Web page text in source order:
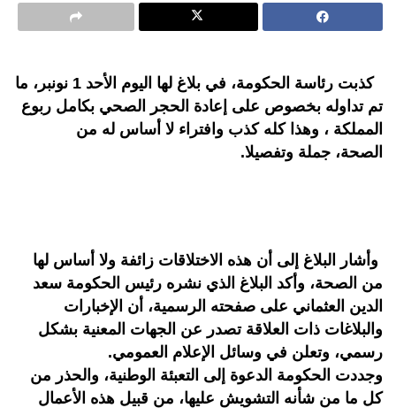
كذبت رئاسة الحكومة، في بلاغ لها اليوم الأحد 1 نونبر، ما
تم تداوله بخصوص على إعادة الحجر الصحي بكامل ربوع
المملكة ، وهذا كله كذب وافتراء لا أساس له من
الصحة، جملة وتفصيلا.
وأشار البلاغ إلى أن هذه الاختلاقات زائفة ولا أساس لها
من الصحة، وأكد البلاغ الذي نشره رئيس الحكومة سعد
الدين العثماني على صفحته الرسمية، أن الإخبارات
والبلاغات ذات العلاقة تصدر عن الجهات المعنية بشكل
رسمي، وتعلن في وسائل الإعلام العمومي.
وجددت الحكومة الدعوة إلى التعبئة الوطنية، والحذر من
كل ما من شأنه التشويش عليها، من قبيل هذه الأعمال